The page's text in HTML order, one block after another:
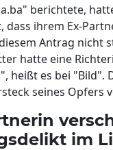
berichtete,
ihrem Ex-
Antrag nicht
hatte eine
heißt es bei "Bild".
seines Opfers
im